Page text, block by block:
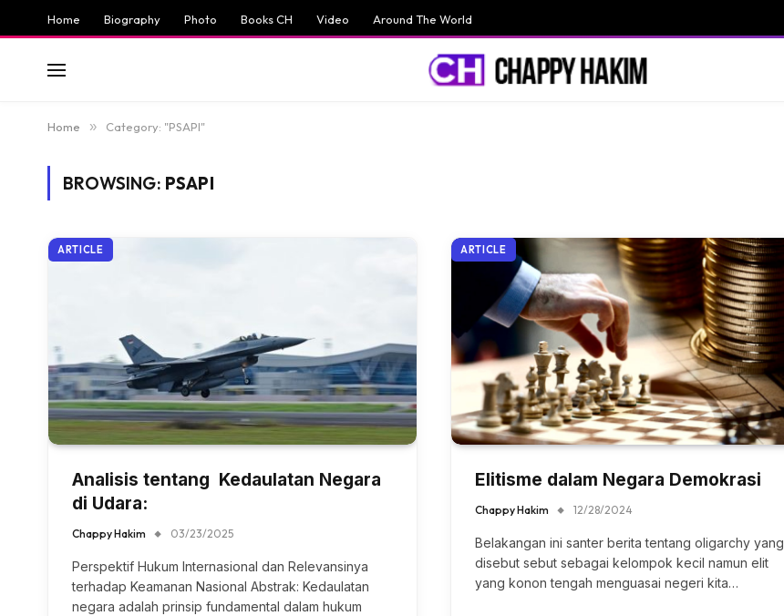
Home Biography Photo Books CH Video Around The World
Home » Category: "PSAPI"
BROWSING: PSAPI
ARTICLE
Analisis tentang Kedaulatan Negara
di Udara:
Chappy Hakim 03/23/2025
Perspektif Hukum Internasional dan Relevansinya
terhadap Keamanan Nasional Abstrak: Kedaulatan
negara adalah prinsip fundamental dalam hukum
ARTICLE
Elitisme dalam Negara Demokrasi
Chappy Hakim 12/28/2024
Belakangan ini santer berita tentang oligarchy yang
disebut sebut sebagai kelompok kecil namun elit
yang konon tengah menguasai negeri kita…